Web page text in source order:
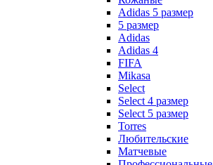
Adidas 5 размер
5 размер
Adidas
Adidas 4
FIFA
Mikasa
Select
Select 4 размер
Select 5 размер
Torres
Любительские
Матчевые